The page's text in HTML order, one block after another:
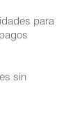
para
sin